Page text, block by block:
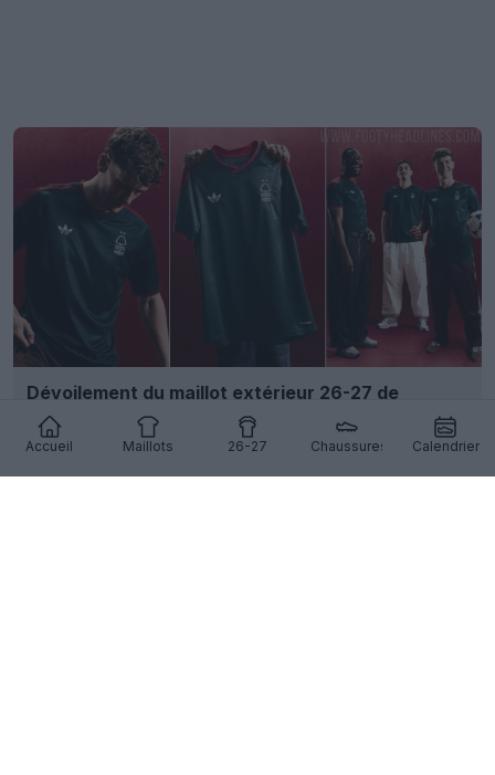
Accueil Maillots 26-27 Chaussures Calendrier
Dévoilement du maillot extérieur 26-27 de
Nottingham Forest
40 9.8K